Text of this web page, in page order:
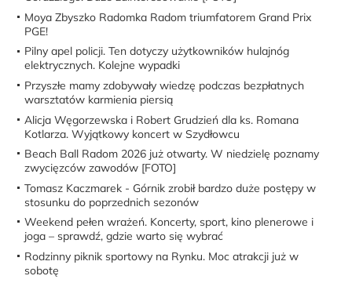
Moya Zbyszko Radomka Radom triumfatorem Grand Prix
PGE!
Pilny apel policji. Ten dotyczy użytkowników hulajnóg
elektrycznych. Kolejne wypadki
Przyszłe mamy zdobywały wiedzę podczas bezpłatnych
warsztatów karmienia piersią
Alicja Węgorzewska i Robert Grudzień dla ks. Romana
Kotlarza. Wyjątkowy koncert w Szydłowcu
Beach Ball Radom 2026 już otwarty. W niedzielę poznamy
zwycięzców zawodów [FOTO]
Tomasz Kaczmarek - Górnik zrobił bardzo duże postępy w
stosunku do poprzednich sezonów
Weekend pełen wrażeń. Koncerty, sport, kino plenerowe i
joga – sprawdź, gdzie warto się wybrać
Rodzinny piknik sportowy na Rynku. Moc atrakcji już w
sobotę